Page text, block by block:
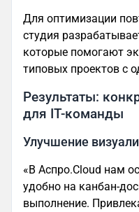
Для оптимизации
студия
которые помогают
типовых проектов с
Результаты:
для IT-команды
Улучшение
«В Аспро.Cloud нам
удобно на канбан-
выполнение.